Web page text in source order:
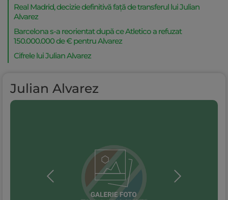
Real Madrid, decizie definitivă față de transferul lui Julian
Alvarez
Barcelona s-a reorientat după ce Atletico a refuzat
150.000.000 de € pentru Alvarez
Cifrele lui Julian Alvarez
Julian Alvarez